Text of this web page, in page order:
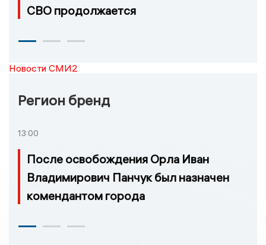
СВО продолжается
Новости СМИ2
Регион бренд
13:00
После освобождения Орла Иван
Владимирович Панчук был назначен
комендантом города